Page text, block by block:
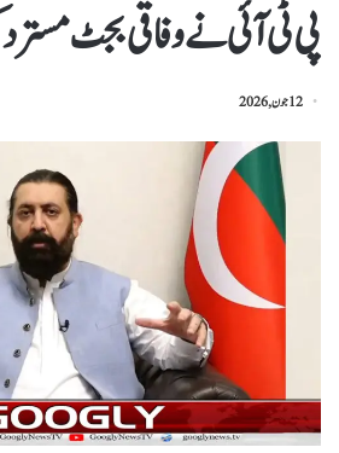
پی ٹی آئی نے وفاقی بجٹ
12 جون, 2026